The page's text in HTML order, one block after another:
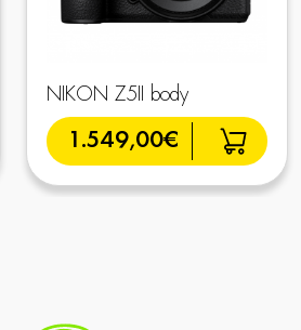
NIKON Z5II body
1.549,00€